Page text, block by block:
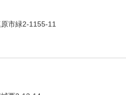
市緑2-1155-11